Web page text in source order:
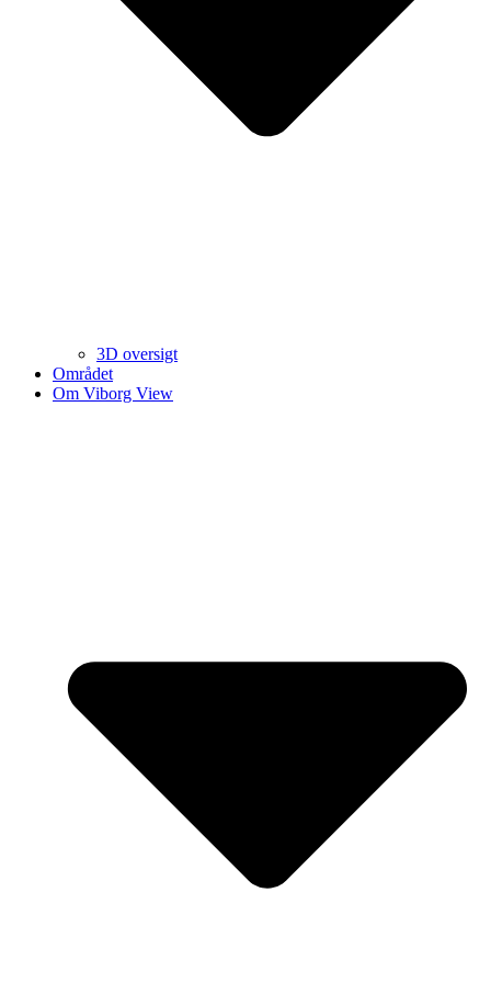
3D oversigt
Området
Om Viborg View